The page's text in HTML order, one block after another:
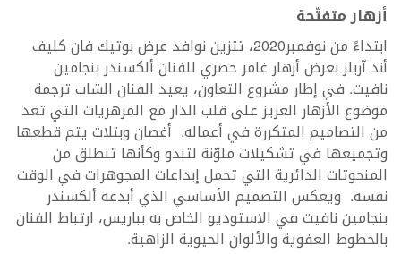
أزهار متفتّحة
ابتداءً من نوفمبر2020، تتزين نوافذ عرض بوتيك فان كليف
أند آربلز بعرض أزهار غامر حصري للفنان ألكسندر بنجامين
نافيت. في إطار مشروع التعاون، يعيد الفنان الشاب ترجمة
موضوع الأزهار العزيز على قلب الدار مع المزهريات التي تعد
من التصاميم المتكررة في أعماله. أغصان وبتلات يتم قطعها
وتجميعها في تشكيلات ملوّنة لتبدو وكأنها تنطلق من
المنحوتات الدائرية التي تحمل إبداعات المجوهرات في الوقت
نفسه. ويعكس التصميم الأساسي الذي أبدعه ألكسندر
بنجامين نافيت في الاستوديو الخاص به بباريس، ارتباط الفنان
بالخطوط العفوية والألوان الحيوية الزاهية.